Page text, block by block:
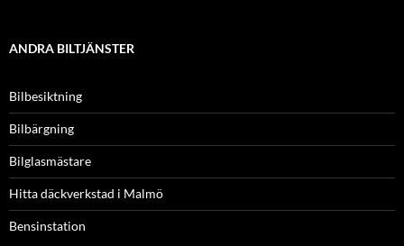
ANDRA BILTJÄNSTER
Bilbesiktning
Bilbärgning
Bilglasmästare
Hitta däckverkstad i Malmö
Bensinstation